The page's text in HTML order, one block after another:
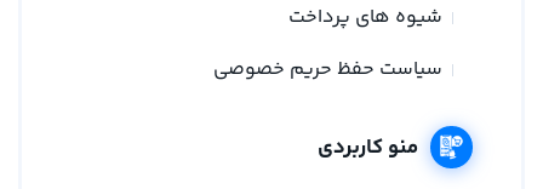
شیوه های پرداخت
سیاست حفظ حریم خصوصی
منو کاربردی